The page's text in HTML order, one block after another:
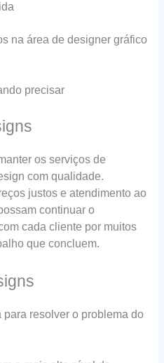
na área de designer gráfico
precisar
os serviços de
com qualidade.
justos e atendimento ao
continuar o
cada cliente por muitos
que concluem.
para resolver o problema do